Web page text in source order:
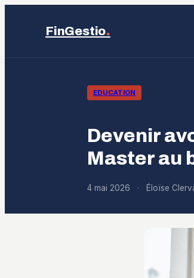
FinGestio.
EDUCATION
Devenir
Master au
4 mai 2026 · Éloïse